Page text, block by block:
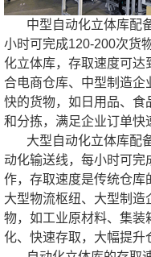
中型自动化立体库配
小时可完成120-200次货
化立体库，存取速度可
合电商仓库、中型制造企
快的货物，如日用品、食
和分拣，满足企业订单快
大型自动化立体库配
动化输送线，每小时可完
作，存取速度是传统仓库
大型物流枢纽、大型制
物，如工业原材料、集装
化、快速存取，大幅提升